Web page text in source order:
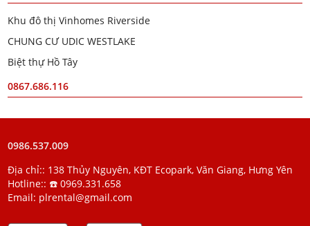
Khu đô thị Vinhomes Riverside
CHUNG CƯ UDIC WESTLAKE
Biệt thự Hồ Tây
0867.686.116
0986.537.009
Địa chỉ:: 138 Thủy Nguyên, KĐT Ecopark, Văn Giang, Hưng Yên
Hotline:: ☎️ 0969.331.658
Email: plrental@gmail.com